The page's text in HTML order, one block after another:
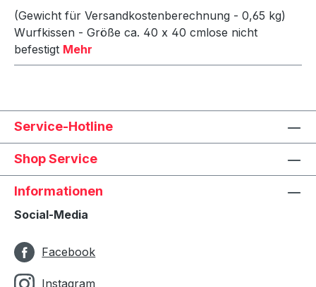
(Gewicht für Versandkostenberechnung - 0,65 kg)
Wurfkissen - Größe ca. 40 x 40 cmlose nicht
befestigt Mehr
Service-Hotline
Shop Service
Informationen
Social-Media
Facebook
Instagram